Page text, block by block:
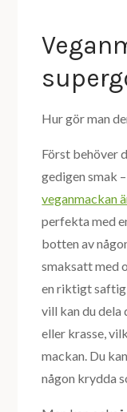
Hur gör man
Först behöver
gedigen smak
veganmackan
perfekta med
botten av
smaksatt med
en riktigt saftig
vill kan du dela
eller krasse,
mackan. Du
någon krydda